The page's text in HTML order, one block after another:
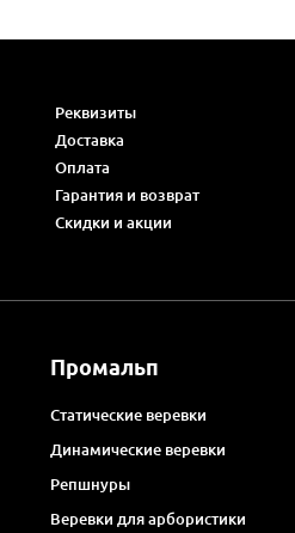
Реквизиты
Доставка
Оплата
Гарантия и возврат
Скидки и акции
Промальп
Статические веревки
Динамические веревки
Репшнуры
Веревки для арбористики